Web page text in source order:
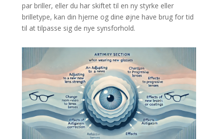
par briller, eller du har skiftet til en ny styrke eller
brilletype, kan din hjerne og dine øjne have brug for tid
til at tilpasse sig de nye synsforhold.